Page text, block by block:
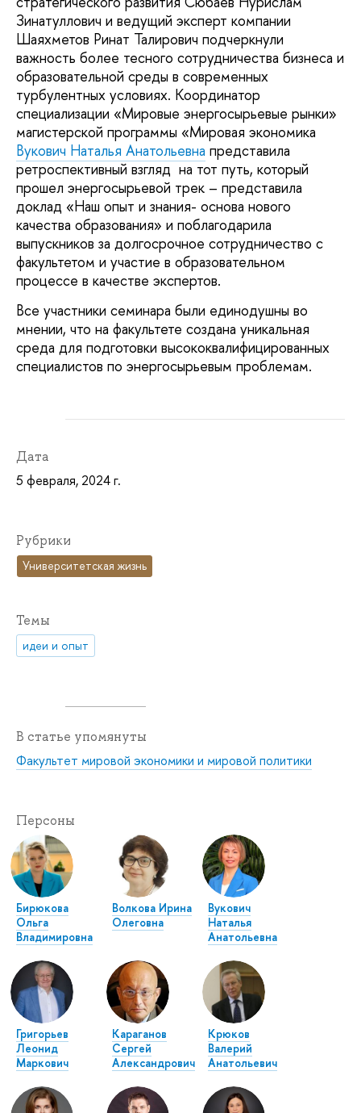
Зинатуллович и ведущий эксперт компании
Шаяхметов Ринат Талирович подчеркнули
важность более тесного сотрудничества бизнеса и
образовательной среды в современных
турбулентных условиях. Координатор
специализации «Мировые энергосырьевые рынки»
магистерской программы «Мировая экономика
Вукович Наталья Анатольевна представила
ретроспективный взгляд на тот путь, который
прошел энергосырьевой трек – представила
доклад «Наш опыт и знания- основа нового
качества образования» и поблагодарила
выпускников за долгосрочное сотрудничество с
факультетом и участие в образовательном
процессе в качестве экспертов.
Все участники семинара были единодушны во
мнении, что на факультете создана уникальная
среда для подготовки высококвалифицированных
специалистов по энергосырьевым проблемам.
Дата
5 февраля, 2024 г.
Рубрики
Университетская жизнь
Темы
идеи и опыт
В статье упомянуты
Факультет мировой экономики и мировой политики
Персоны
Бирюкова
Ольга
Владимировна
Волкова Ирина
Олеговна
Вукович
Наталья
Анатольевна
Григорьев
Леонид
Маркович
Караганов
Сергей
Александрович
Крюков
Валерий
Анатольевич